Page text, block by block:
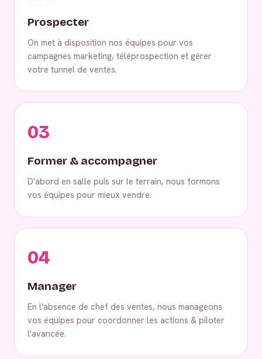
Prospecter
On met à disposition nos équipes pour vos
campagnes marketing, téléprospection et gérer
votre tunnel de ventes.
03
Former & accompagner
D'abord en salle puis sur le terrain, nous formons
vos équipes pour mieux vendre.
04
Manager
En l'absence de chef des ventes, nous manageons
vos équipes pour coordonner les actions & piloter
l'avancée.